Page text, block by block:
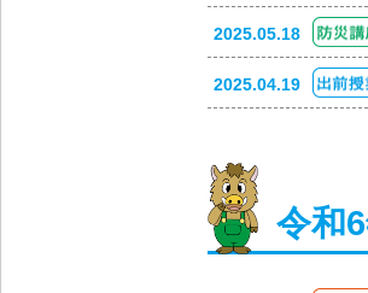
2025.05.18
2025.04.19
令和